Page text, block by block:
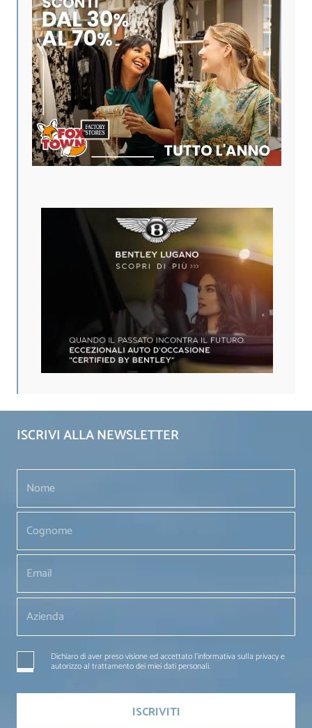
ISCRIVI ALLA NEWSLETTER
Dichiaro di aver preso visione ed accettato l'informativa sulla privacy e
autorizzo al trattamento dei miei dati personali.